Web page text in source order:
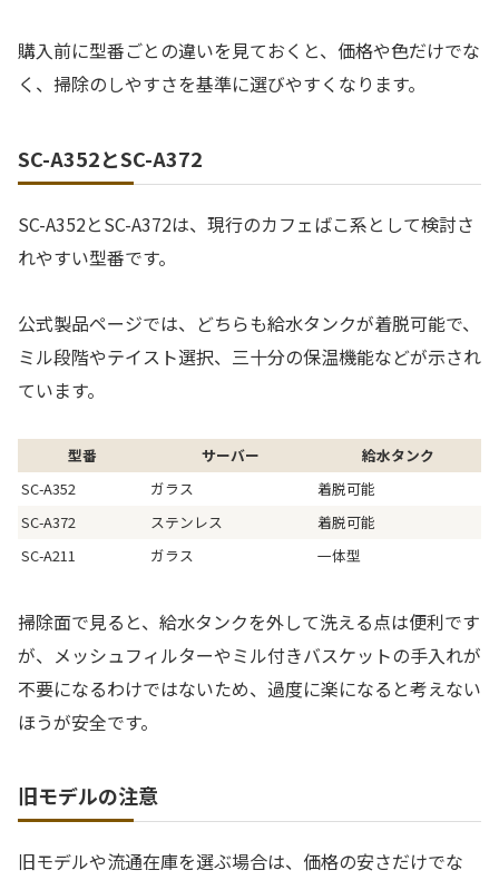
購入前に型番ごとの違いを見ておくと、価格や色だけでな
く、掃除のしやすさを基準に選びやすくなります。
SC-A352とSC-A372
SC-A352とSC-A372は、現行のカフェばこ系として検討さ
れやすい型番です。
公式製品ページでは、どちらも給水タンクが着脱可能で、
ミル段階やテイスト選択、三十分の保温機能などが示され
ています。
型番 サーバー
給水タンク
SC-A352
ガラス
着脱可能
SC-A372
ステンレス
着脱可能
SC-A211
ガラス 一体型
掃除面で見ると、給水タンクを外して洗える点は便利です
が、メッシュフィルターやミル付きバスケットの手入れが
不要になるわけではないため、過度に楽になると考えない
ほうが安全です。
旧モデルの注意
旧モデルや流通在庫を選ぶ場合は、価格の安さだけでな